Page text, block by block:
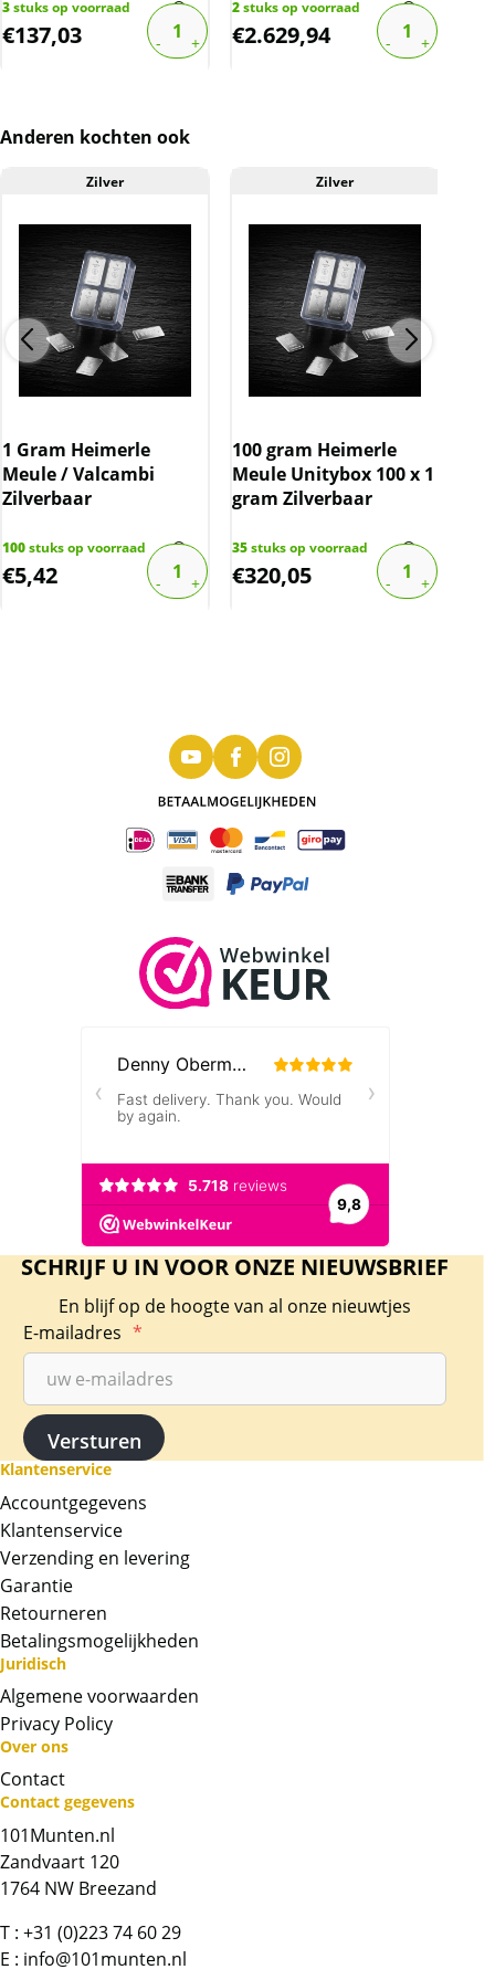
3stuks op voorraad
€137,03
2stuks op voorraad
€2.629,94
Anderen kochten ook
Zilver
1 Gram Heimerle
Meule / Valcambi
Zilverbaar
100stuks op voorraad
€5,42
Zilver
100 gram Heimerle
Meule Unitybox 100 x 1
gram Zilverbaar
35stuks op voorraad
€320,05
30 x 1 gram zilverbaar Geiger Vierkant
De baren wegen 1 gram per stuk, en bevatten
99,9% zilver. De baren zijn geproduceerd door
Geiger Edelmetaal uit Duitsland.
Levering
De vierkante 1 gramsbaartjes, worden
geleverd in een vierkant doosje. De baartjes
zijn verpakt in 2 rijen van 15 baartjes.
Zilverbaren zijn belast met 21% btw. De prijs
op de website is inclusief deze 21% btw.
Whatsapp ons!
SCHRIJF U IN VOOR ONZE NIEUWSBRIEF
En blijf op de hoogte van al onze nieuwtjes
E-mailadres *
Klantenservice
Accountgegevens
Klantenservice
Verzending en levering
Garantie
Retourneren
Betalingsmogelijkheden
Juridisch
Algemene voorwaarden
Privacy Policy
Over ons
Contact
Contact gegevens
101Munten.nl
Zandvaart 120
1764 NW Breezand
T : +31 (0)223 74 60 29
E : info@101munten.nl